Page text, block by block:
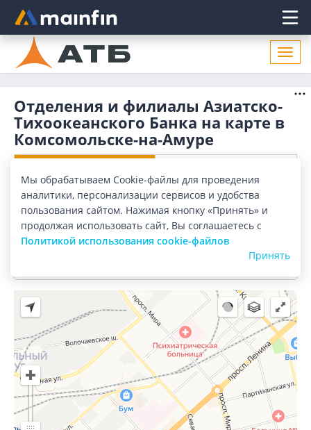
Главное меню
Отделения и филиалы Азиатско-
Тихоокеанского Банка на карте в
Комсомольске-на-Амуре
Все банки Карта Список
Город:Комсомольск-на-Амуре
Мы обрабатываем Cookie-файлы для проведения
аналитики, персонализации сервисов и удобства
пользования сайтом. Нажимая кнопку «Принять» и
продолжая использовать сайт, Вы соглашаетесь с
Политикой использования cookie-файлов
Принять